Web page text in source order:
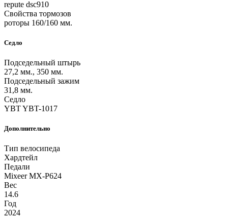
repute dsc910
Свойства тормозов
роторы 160/160 мм.
Седло
Подседельный штырь
27,2 мм., 350 мм.
Подседельный зажим
31,8 мм.
Седло
YBT YBT-1017
Дополнительно
Тип велосипеда
Хардтейл
Педали
Mixeer MX-P624
Вес
14.6
Год
2024